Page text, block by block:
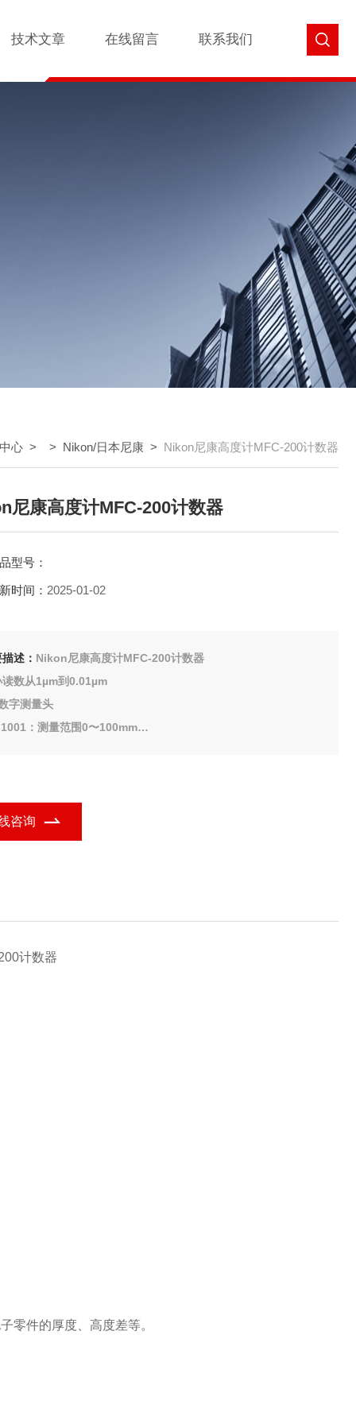
技术文章 在线留言 联系我们
心 > > Nikon/日本尼康 > Nikon尼康高度计MFC-200计数器
尼康高度计MFC-200计数器
型号：
时间： 2025-01-02
述： Nikon尼康高度计MFC-200计数器
读数从1µm到0.01µm
字测量头
：测量范围0〜100mm
200：最小读数值0.1µm
：最小读数值0.01µm
咨询
零件的厚度、高度差等。